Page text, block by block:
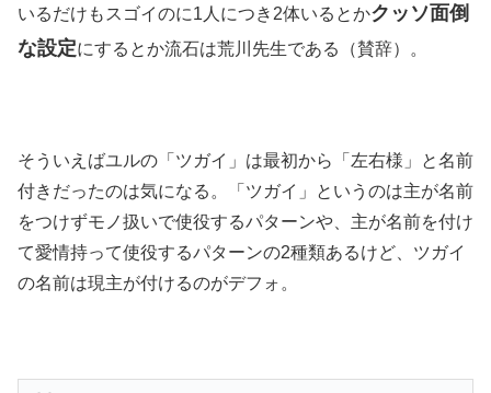
いるだけもスゴイのに1人につき2体いるとかクッソ面倒
な設定にするとか流石は荒川先生である（賛辞）。
そういえばユルの「ツガイ」は最初から「左右様」と名前
付きだったのは気になる。「ツガイ」というのは主が名前
をつけずモノ扱いで使役するパターンや、主が名前を付け
て愛情持って使役するパターンの2種類あるけど、ツガイ
の名前は現主が付けるのがデフォ。